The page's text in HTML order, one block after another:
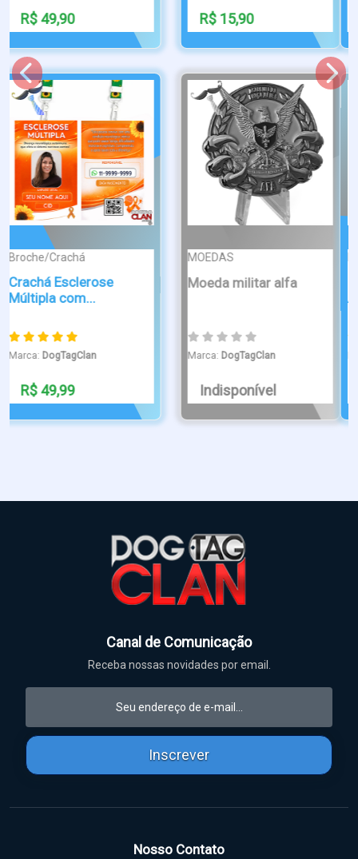
R$ 1.150,00 R$ 79,90
Broche/Crachá
Cordão Premium
Autismo e Giras...
Marca:DogTagClan
R$ 13,99
Broche/Crachá
Crachás Broche
Marca:DogTagClan
R$ 29,90
Canal de Comunicação
Receba nossas novidades por email.
Inscrever
Nosso Contato